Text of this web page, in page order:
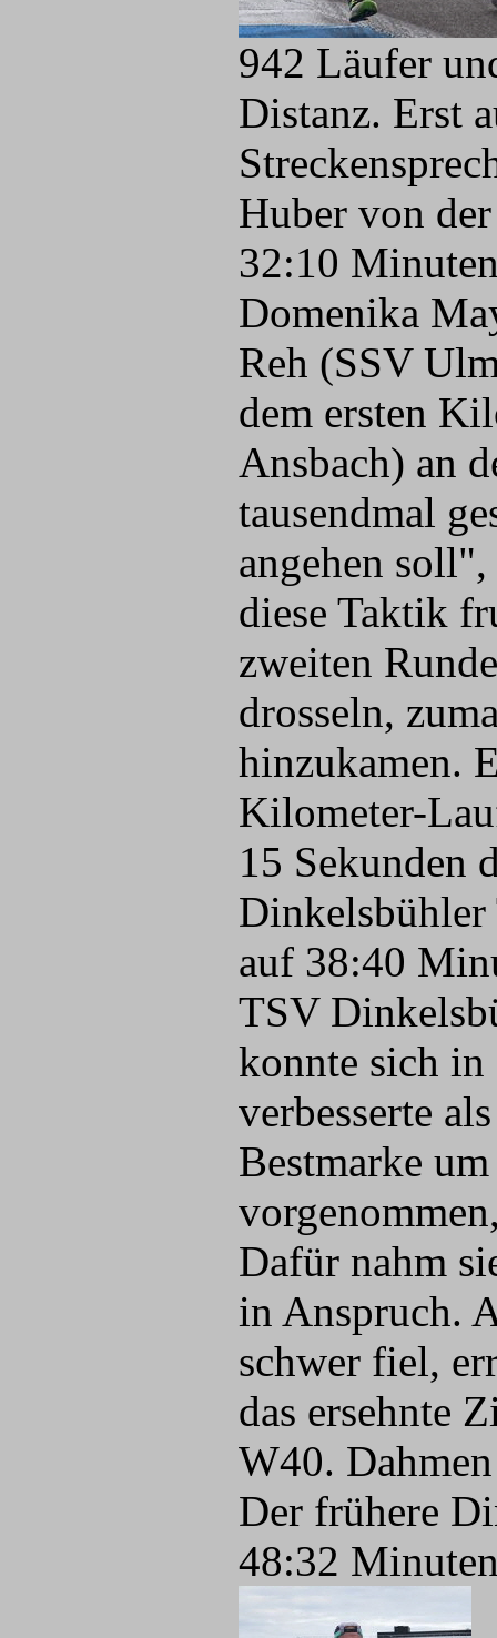
942 Läufer
Distanz. Erst
Huber von
32:10
Domenika
Reh (SSV
dem ersten
Ansbach) an
tausendmal
angehen
diese Taktik
zweiten
drosseln,
hinzukamen.
Kilometer-
15 Sekunden
Dinkelsbühler
auf 38:40
TSV
konnte sich in
verbesserte
Bestmarke
Dafür nahm
in Anspruch.
schwer fiel,
das ersehnte
W40.
Der frühere
48:32